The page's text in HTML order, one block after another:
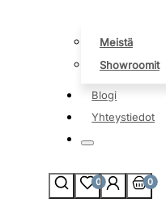
Meistä
Showroomit
Blogi
Yhteystiedot
0 0